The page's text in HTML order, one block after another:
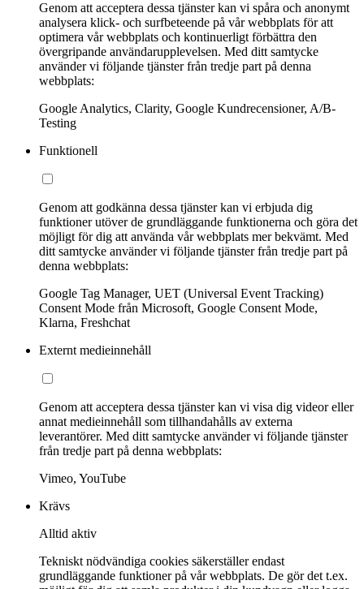
Genom att acceptera dessa tjänster kan vi spåra och anonymt
analysera klick- och surfbeteende på vår webbplats för att
optimera vår webbplats och kontinuerligt förbättra den
övergripande användarupplevelsen. Med ditt samtycke
använder vi följande tjänster från tredje part på denna
webbplats:
Google Analytics, Clarity, Google Kundrecensioner, A/B-
Testing
Funktionell
Genom att godkänna dessa tjänster kan vi erbjuda dig
funktioner utöver de grundläggande funktionerna och göra det
möjligt för dig att använda vår webbplats mer bekvämt. Med
ditt samtycke använder vi följande tjänster från tredje part på
denna webbplats:
Google Tag Manager, UET (Universal Event Tracking)
Consent Mode från Microsoft, Google Consent Mode,
Klarna, Freshchat
Externt medieinnehåll
Genom att acceptera dessa tjänster kan vi visa dig videor eller
annat medieinnehåll som tillhandahålls av externa
leverantörer. Med ditt samtycke använder vi följande tjänster
från tredje part på denna webbplats:
Vimeo, YouTube
Krävs
Alltid aktiv
Tekniskt nödvändiga cookies säkerställer endast
grundläggande funktioner på vår webbplats. De gör det t.ex.